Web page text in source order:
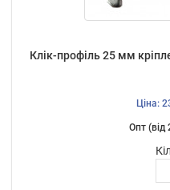
Клік-профіль 25 мм
Ціна:
Опт